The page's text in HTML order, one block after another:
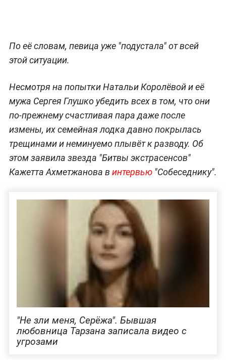
По её словам, певица уже "подустала" от всей
этой ситуации.
Несмотря на попытки Натальи Королёвой и её
мужа Сергея Глушко убедить всех в том, что они
по-прежнему счастливая пара даже после
измены, их семейная лодка давно покрылась
трещинами и неминуемо плывёт к разводу. Об
этом заявила звезда "Битвы экстрасенсов"
Кажетта Ахметжанова в интервью "Собеседнику".
"Не зли меня, Серёжа". Бывшая
любовница Тарзана записала видео с
угрозами